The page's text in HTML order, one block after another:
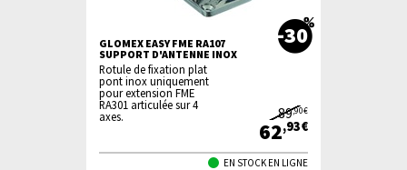
GLOMEX EASY FME RA107
SUPPORT D'ANTENNE INOX
-30
Rotule de fixation plat
pont inox uniquement
pour extension FME
RA301 articulée sur 4
axes.
89,90€
62,93€
EN STOCK EN LIGNE